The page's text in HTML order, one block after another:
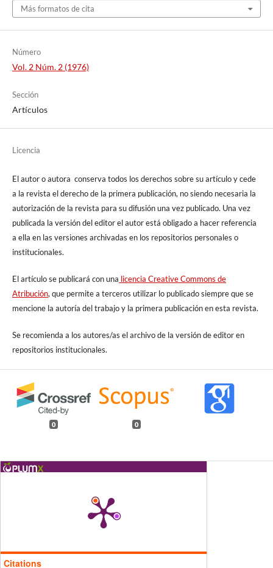
Más formatos de cita
Número
Vol. 2 Núm. 2 (1976)
Sección
Artículos
Licencia
El autor o autora conserva todos los derechos sobre su artículo y cede
a la revista el derecho de la primera publicación, no siendo necesaria la
autorización de la revista para su difusión una vez publicado. Una vez
publicada la versión del editor el autor está obligado a hacer referencia
a ella en las versiones archivadas en los repositorios personales o
institucionales.
El artículo se publicará con una licencia Creative Commons de
Atribución, que permite a terceros utilizar lo publicado siempre que se
mencione la autoría del trabajo y la primera publicación en esta revista.
Se recomienda a los autores/as el archivo de la versión de editor en
repositorios institucionales.
0 0
Citations